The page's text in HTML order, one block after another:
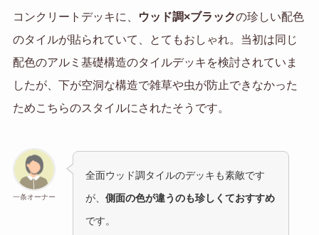
コンクリートデッキに、 ウッド調×ブラックの珍しい配色
のタイルが貼られていて、とてもおしゃれ。当初は同じ
配色のアルミ基礎構造のタイルデッキを検討されていま
したが、下が空洞な構造で雑草や虫が防止できなかった
ためこちらのスタイルにされたそうです。
一条オーナー
全面ウッド調タイルのデッキも素敵です
が、 側面の色が違うのも珍しくておすすめ
です。